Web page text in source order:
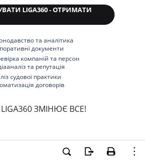
LIGA360 - ОТРИМАТИ
та аналітика
документи
компаній та персон
та репутація
судової практики
договорів
ЗМІНЮЄ ВСЕ!